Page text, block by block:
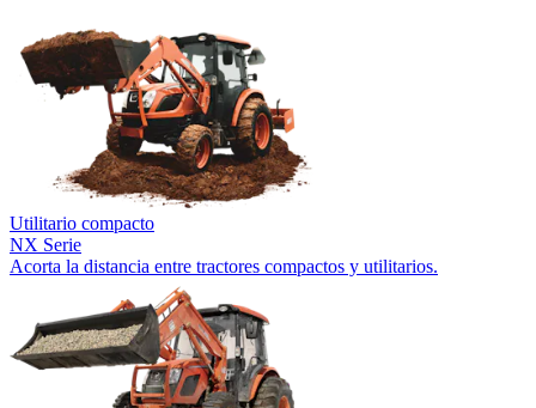
Utilitario compacto
NX Serie
Acorta la distancia entre tractores compactos y utilitarios.